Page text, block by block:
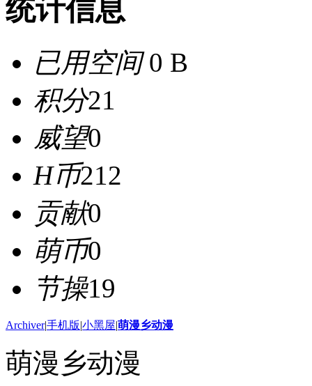
统计信息
已用空间0 B
积分21
威望0
H币212
贡献0
萌币0
节操19
Archiver|手机版|小黑屋|萌漫乡动漫
萌漫乡动漫